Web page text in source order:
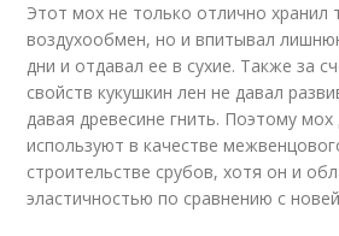
Этот мох не только отлично хранил
воздухообмен, но и впитывал
дни и отдавал ее в сухие. Также за
свойств кукушкин лен не давал
давая древесине гнить. Поэтому мох
используют в качестве
строительстве срубов, хотя он и
эластичностью по сравнению с